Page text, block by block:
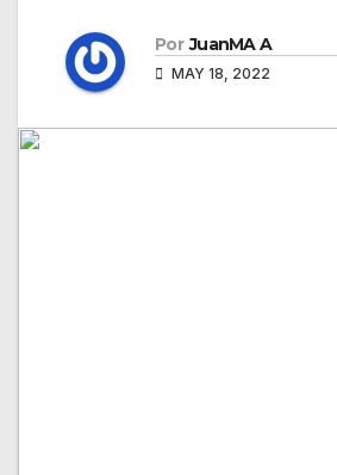
Por JuanMA A
MAY 18, 2022